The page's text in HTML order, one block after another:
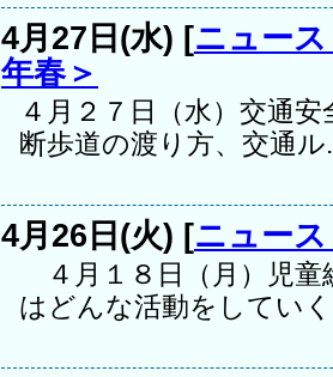
4月27日(水) [ニュー
年春＞
４月２７日（水）交通
断歩道の渡り方、交通ル
4月26日(火) [ニュー
４月１８日（月）児童
はどんな活動をしてい